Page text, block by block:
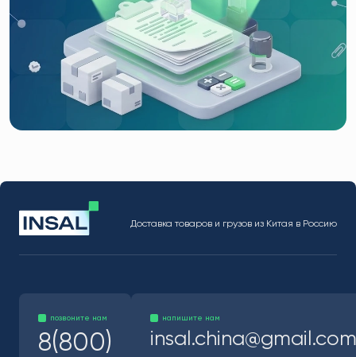
Доставка товаров и грузов из Китая в Россию
позвоните нам
8(800)
напишите нам
insal.china@gmail.com